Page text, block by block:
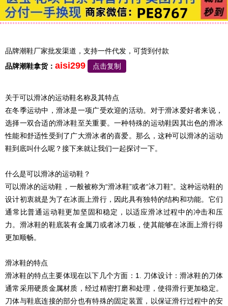
品牌潮鞋厂家批发渠道，支持一件代发，可货到付款
品牌潮鞋拿货： aisi299 点击复制
关于可以滑冰的运动鞋名称及其特点
在冬季运动中，滑冰是一项广受欢迎的活动。对于滑冰爱好者来说，
选择一双合适的滑冰鞋至关重要。一种特殊的运动鞋因其出色的滑冰
性能和舒适性受到了广大滑冰者的喜爱。那么，这种可以滑冰的运动
鞋到底叫什么呢？接下来就让我们一起探讨一下。
什么是可以滑冰的运动鞋？
可以滑冰的运动鞋，一般被称为“滑冰鞋”或者“冰刀鞋”。这种运动鞋的
设计初衷就是为了在冰面上滑行，因此具有独特的结构和功能。它们
通常比普通运动鞋更加坚固和稳定，以适应滑冰过程中的冲击和压
力。滑冰鞋的鞋底装有金属刀或者冰刀板，使其能够在冰面上滑行得
更加顺畅。
滑冰鞋的特点
滑冰鞋的特点主要体现在以下几个方面：1. 刀体设计：滑冰鞋的刀体
通常采用硬质金属材质，经过精密打磨和处理，使得滑行更加稳定。
刀体与鞋底连接的部分也有特殊的固定装置，以保证滑行过程中的安